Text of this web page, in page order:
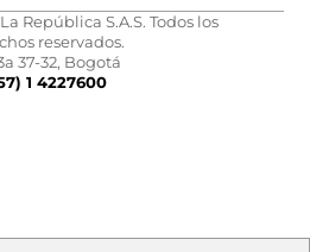
República S.A.S. Todos los
reservados.
37-32, Bogotá
1 4227600